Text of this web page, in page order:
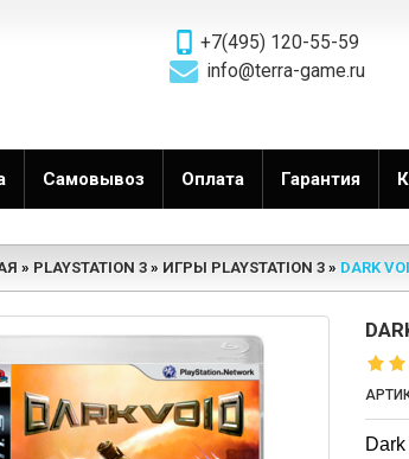
+7(495) 120-55-59
info@terra-game.ru
Самовывоз Оплата Гарантия
PLAYSTATION 3 ИГРЫ PLAYSTATION 3 DARK